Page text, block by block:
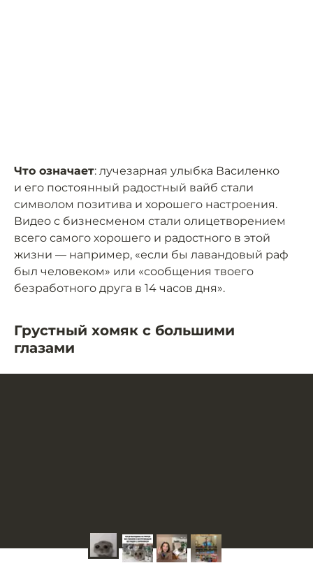
Что означает: лучезарная улыбка Василенко
и его постоянный радостный вайб стали
символом позитива и хорошего настроения.
Видео с бизнесменом стали олицетворением
всего самого хорошего и радостного в этой
жизни — например, «если бы лавандовый раф
был человеком» или «сообщения твоего
безработного друга в 14 часов дня».
Грустный хомяк с большими
глазами